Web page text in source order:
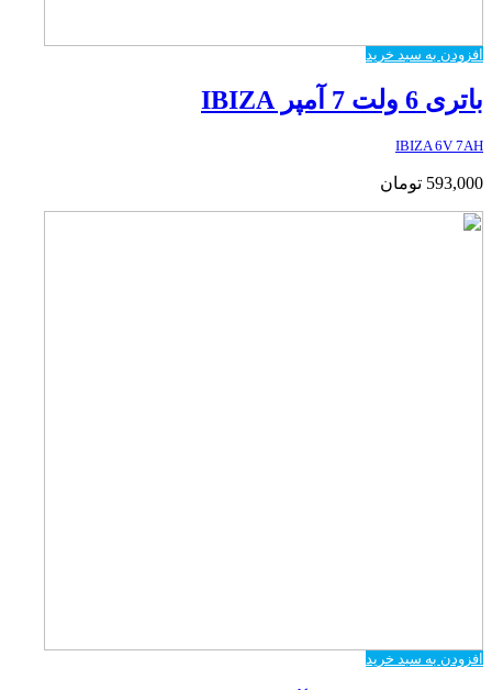
افزودن به سبد خرید
باتری 6 ولت 7 آمپر IBIZA
IBIZA 6V 7AH
593,000 تومان
افزودن به سبد خرید